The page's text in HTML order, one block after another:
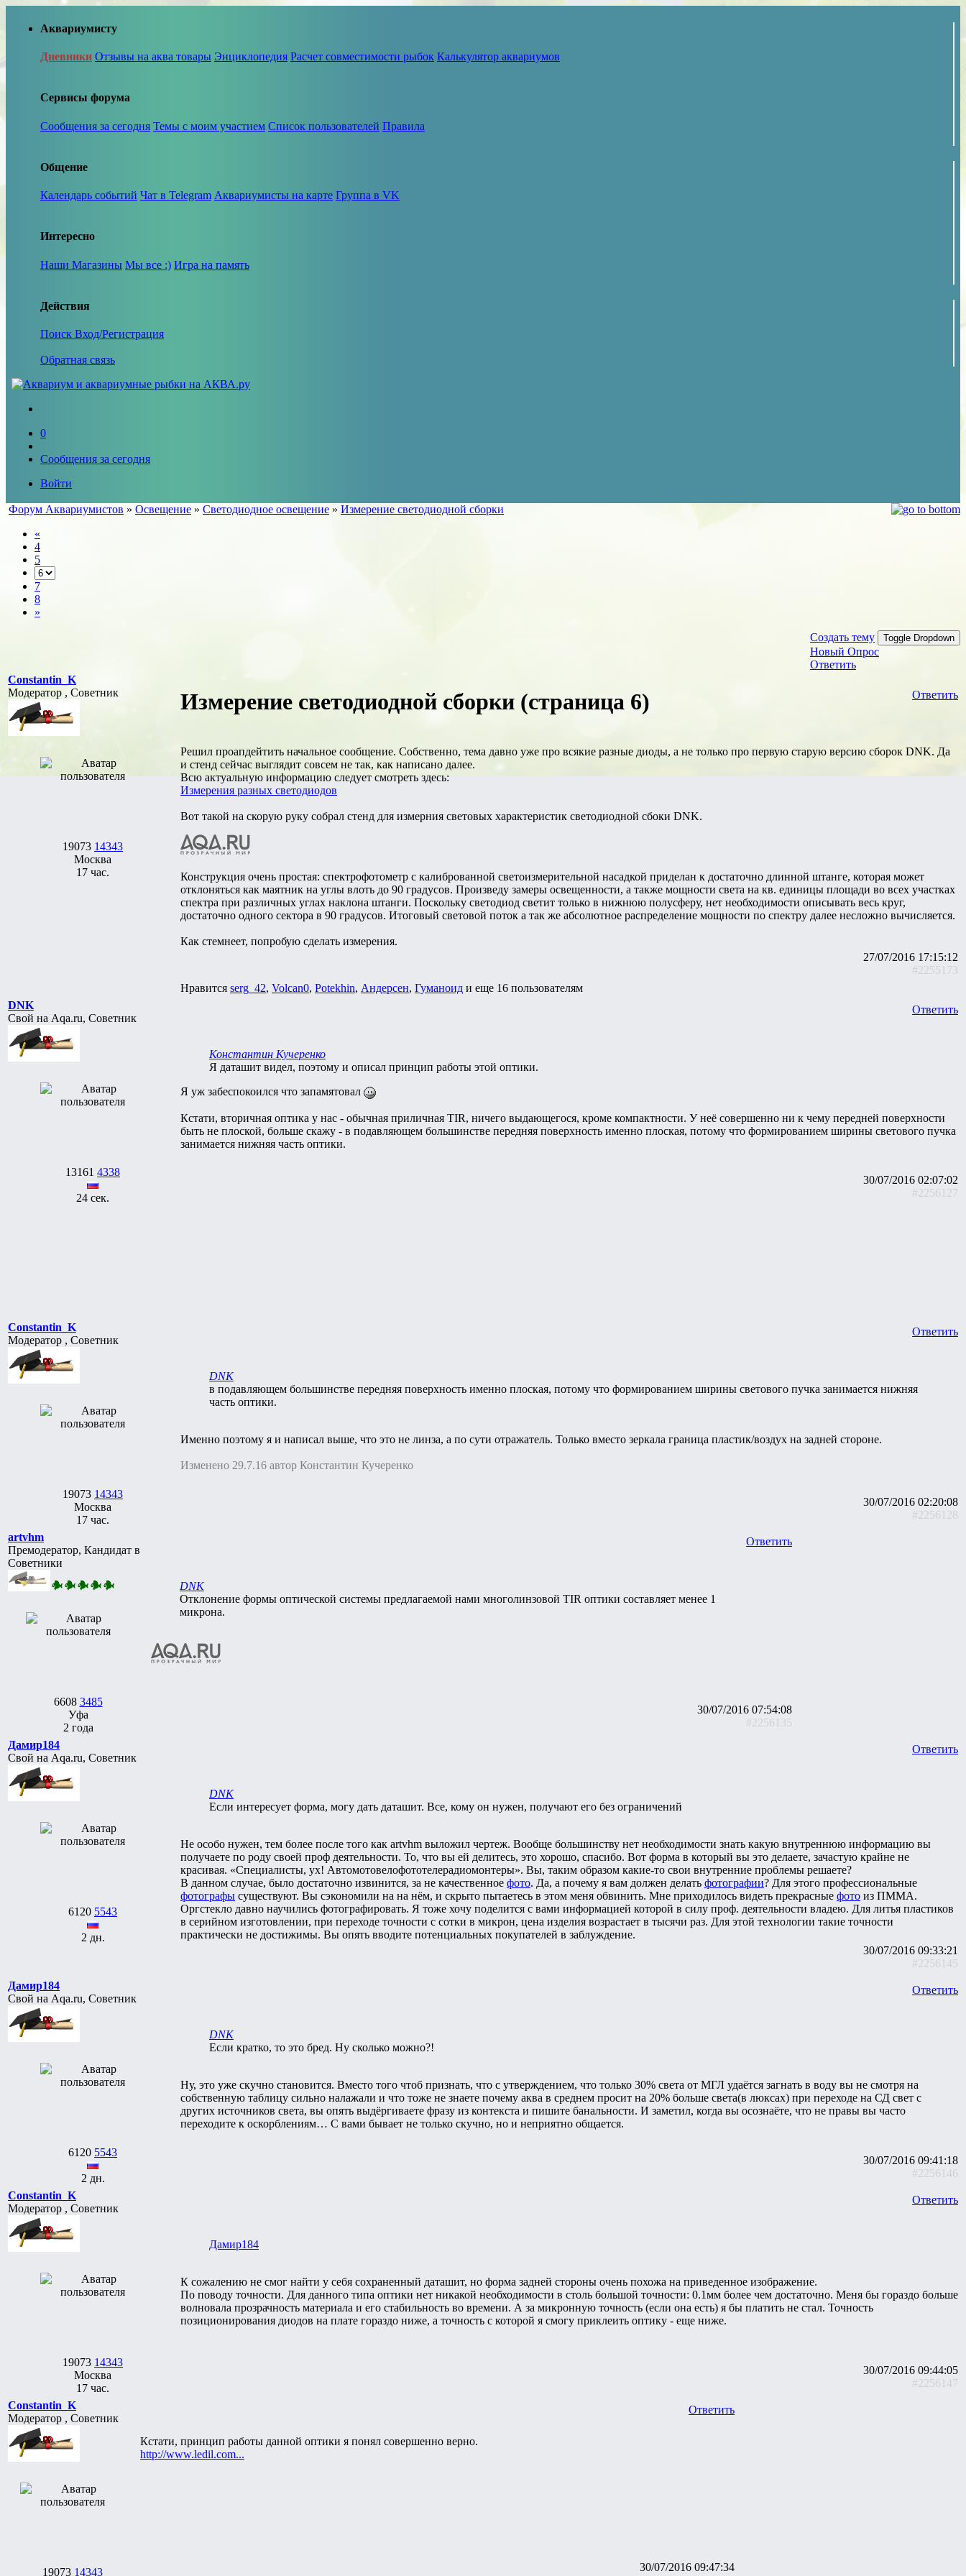
Аквариумисту
Дневники Отзывы на аква товары Энциклопедия Расчет совместимости рыбок Калькулятор аквариумов
Сервисы форума
Сообщения за сегодня Темы с моим участием Список пользователей Правила
Общение
Календарь событий Чат в Telegram Аквариумисты на карте Группа в VK
Интересно
Наши Магазины Мы все :) Игра на память
Действия
Поиск Вход/Регистрация
Обратная связь
0
Сообщения за сегодня
Войти
Форум Аквариумистов » Освещение » Светодиодное освещение » Измерение светодиодной сборки
«
4
5
7
8
»
Создать тему Toggle Dropdown
Новый Опрос
Ответить
Constantin_K
Модератор , Советник
19073 14343
Москва
17 час.
Ответить
Измерение светодиодной сборки (страница 6)
Решил проапдейтить начальное сообщение. Собственно, тема давно уже про всякие разные диоды, а не только про первую старую версию сборок DNK. Да
и стенд сейчас выглядит совсем не так, как написано далее.
Всю актуальную информацию следует смотреть здесь:
Измерения разных светодиодов
Вот такой на скорую руку собрал стенд для измерния световых характеристик светодиодной сбоки DNK.
Конструкция очень простая: спектрофотометр с калиброванной светоизмерительной насадкой приделан к достаточно длинной штанге, которая может
отклоняться как маятник на углы влоть до 90 градусов. Произведу замеры освещенности, а также мощности света на кв. единицы площади во всех участках
спектра при различных углах наклона штанги. Поскольку светодиод светит только в нижнюю полусферу, нет необходимости описывать весь круг,
достаточно одного сектора в 90 градусов. Итоговый световой поток а так же абсолютное распределение мощности по спектру далее несложно вычисляется.
Как стемнеет, попробую сделать измерения.
27/07/2016 17:15:12
#2255173
Нравится serg_42, Volcan0, Potekhin, Андерсен, Гуманоид и еще 16 пользователям
DNK
Свой на Aqa.ru, Советник
13161 4338
24 сек.
Ответить
Константин Кучеренко
Я даташит видел, поэтому и описал принцип работы этой оптики.
Я уж забеспокоился что запамятовал
Кстати, вторичная оптика у нас - обычная приличная TIR, ничего выдающегося, кроме компактности. У неё совершенно ни к чему передней поверхности
быть не плоской, больше скажу - в подавляющем большинстве передняя поверхность именно плоская, потому что формированием ширины светового пучка
занимается нижняя часть оптики.
30/07/2016 02:07:02
#2256127
Constantin_K
Модератор , Советник
19073 14343
Москва
17 час.
Ответить
DNK
в подавляющем большинстве передняя поверхность именно плоская, потому что формированием ширины светового пучка занимается нижняя
часть оптики.
Именно поэтому я и написал выше, что это не линза, а по сути отражатель. Только вместо зеркала граница пластик/воздух на задней стороне.
Изменено 29.7.16 автор Константин Кучеренко
30/07/2016 02:20:08
#2256128
artvhm
Премодератор, Кандидат в
Советники
6608 3485
Уфа
2 года
Ответить
DNK
Отклонение формы оптической системы предлагаемой нами многолинзовой TIR оптики составляет менее 1
микрона.
30/07/2016 07:54:08
#2256135
Дамир184
Свой на Aqa.ru, Советник
6120 5543
2 дн.
Ответить
DNK
Если интересует форма, могу дать даташит. Все, кому он нужен, получают его без ограничений
Не особо нужен, тем более после того как artvhm выложил чертеж. Вообще большинству нет необходимости знать какую внутреннюю информацию вы
получаете по роду своей проф деятельности. То, что вы ей делитесь, это хорошо, спасибо. Вот форма в который вы это делаете, зачастую крайне не
красивая. «Специалисты, ух! Автомотовелофототелерадиомонтеры». Вы, таким образом какие-то свои внутренние проблемы решаете?
В данном случае, было достаточно извинится, за не качественное фото. Да, а почему я вам должен делать фотографии? Для этого профессиональные
фотографы существуют. Вы сэкономили на на нём, и скрыто пытаетесь в этом меня обвинить. Мне приходилось видеть прекрасные фото из ПММА.
Оргстекло давно научились фотографировать. Я тоже хочу поделится с вами информацией которой в силу проф. деятельности владею. Для литья пластиков
в серийном изготовлении, при переходе точности с сотки в микрон, цена изделия возрастает в тысячи раз. Для этой технологии такие точности
практически не достижимы. Вы опять вводите потенциальных покупателей в заблуждение.
30/07/2016 09:33:21
#2256145
Дамир184
Свой на Aqa.ru, Советник
6120 5543
2 дн.
Ответить
DNK
Если кратко, то это бред. Ну сколько можно?!
Ну, это уже скучно становится. Вместо того чтоб признать, что с утверждением, что только 30% света от МГЛ удаётся загнать в воду вы не смотря на
собственную таблицу сильно налажали и что тоже не знаете почему аква в среднем просит на 20% больше света(в люксах) при переходе на СД свет с
других источников света, вы опять выдёргиваете фразу из контекста и пишите банальности. И заметил, когда вы осознаёте, что не правы вы часто
переходите к оскорблениям… С вами бывает не только скучно, но и неприятно общается.
30/07/2016 09:41:18
#2256146
Constantin_K
Модератор , Советник
19073 14343
Москва
17 час.
Ответить
Дамир184
К сожалению не смог найти у себя сохраненный даташит, но форма задней стороны очень похожа на приведенное изображение.
По поводу точности. Для данного типа оптики нет никакой необходимости в столь большой точности: 0.1мм более чем достаточно. Меня бы гораздо больше
волновала прозрачность материала и его стабильность во времени. А за микронную точность (если она есть) я бы платить не стал. Точность
позиционирования диодов на плате гораздо ниже, а точность с которой я смогу приклеить оптику - еще ниже.
30/07/2016 09:44:05
#2256147
Constantin_K
Модератор , Советник
19073 14343
Ответить
Кстати, принцип работы данной оптики я понял совершенно верно.
http://www.ledil.com...
30/07/2016 09:47:34